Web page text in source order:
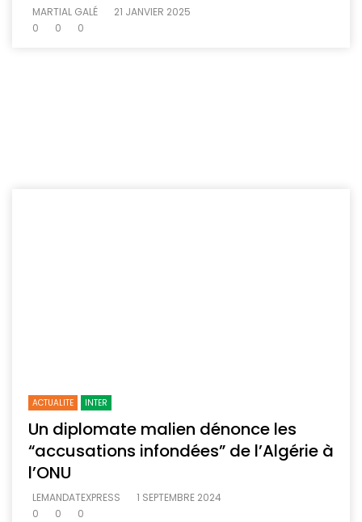
MARTIAL GALÉ
21 JANVIER 2025
0
0 0
ACTUALITE INTER
Un diplomate malien dénonce les
“accusations infondées” de l’Algérie à
l’ONU
LEMANDATEXPRESS
1 SEPTEMBRE 2024
0
0 0